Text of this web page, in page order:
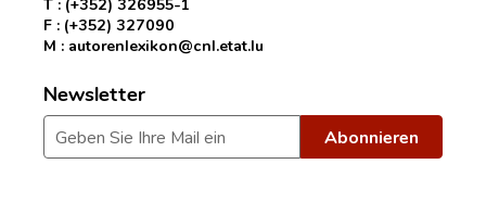
F : (+352) 327090
M : autorenlexikon@cnl.etat.lu
Newsletter